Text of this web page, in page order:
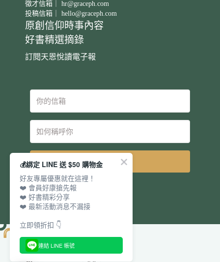
徵才信箱｜ hr@graceph.com
投稿信箱｜ hello@graceph.com
原創信仰時事內容
好書精選摘錄
訂閱天恩悅讀電子報
立即訂閱
電話：
傳真：
💰綁定 LINE 送 $50 購物金
好友專屬優惠就在這裡！
❤️ 會員好康搶先報
❤️ 好書精彩分享
❤️ 最新活動消息不漏接
立即領折扣 👇
連結 LINE 帳號